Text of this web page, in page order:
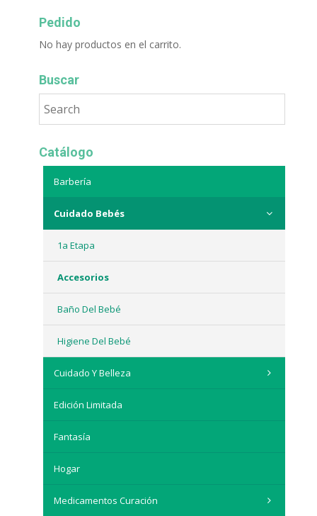
Pedido
No hay productos en el carrito.
Buscar
Catálogo
Barbería
Cuidado Bebés
1a Etapa
Accesorios
Baño Del Bebé
Higiene Del Bebé
Cuidado Y Belleza
Edición Limitada
Fantasía
Hogar
Medicamentos Curación